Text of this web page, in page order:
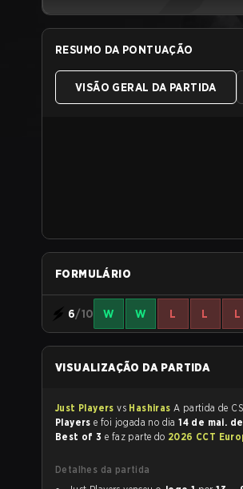
RESUMO DA PONTUAÇÃO
VISÃO GERAL DA PARTIDA
FORMULÁRIO
6/10 W W L L L
VISUALIZAÇÃO DA PARTIDA
Just Playersvs Hashiras
Players
e foi jogada no dia14 de mai.
Best of 3 e faz parte do 2026 CCT
Detalhes da partida